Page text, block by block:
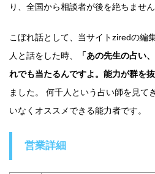
り、全国から相談者が後を絶ちません
こぼれ話として、当サイトziredの編
人と話をした時、
「あの先生の占い
れでも当たるんですよ。能力が群を抜
ました。 何千人という占い師を見て
いなくオススメできる能力者です。
営業詳細